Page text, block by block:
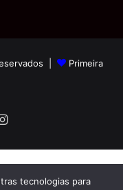
|
Primeira
Instagram
tecnologias para